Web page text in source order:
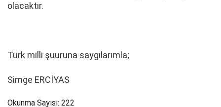
olacaktır.
Türk milli şuuruna saygılarımla;
Simge ERCİYAS
Okunma Sayısı: 222